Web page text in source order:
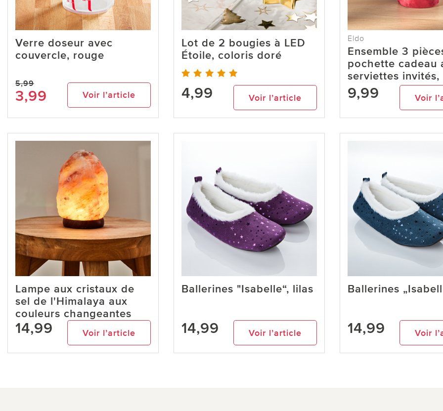
Verre doseur avec
couvercle, rouge
5,99
3,99 Voir l’article
Lot de 2 bougies à LED
Étoile, coloris doré
4,99 Voir l’article
Eldo
Ensemble 3
pochette cadeau
serviettes
9,99 Voir
Lampe aux cristaux de
sel de l'Himalaya aux
couleurs changeantes
14,99 Voir l’article
Ballerines "Isabelle“, lilas
14,99 Voir l’article
Ballerines
14,99 Voir